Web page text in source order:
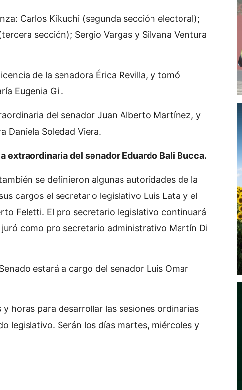
Carlos Kikuchi (segunda sección electoral);
sección); Sergio Vargas y Silvana Ventura
de la senadora Érica Revilla, y tomó
Eugenia Gil.
del senador Juan Alberto Martínez, y
Daniela Soledad Viera.
extraordinaria del senador Eduardo Bali Bucca.
se definieron algunas autoridades de la
cargos el secretario legislativo Luis Lata y el
Feletti. El pro secretario legislativo continuará
juró como pro secretario administrativo Martín Di
estará a cargo del senador Luis Omar
horas para desarrollar las sesiones ordinarias
legislativo. Serán los días martes, miércoles y